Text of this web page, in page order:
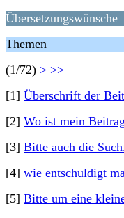
Übersetzungswünsche
Themen
(1/72) > >>
[1] Überschrift der
[2] Wo ist mein
[3] Bitte auch die
[4] wie entschuldigt
[5] Bitte um eine